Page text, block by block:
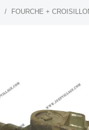
FOURCHE +